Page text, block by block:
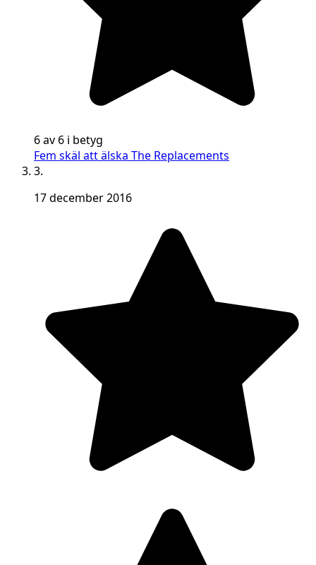
6 av 6 i betyg
Fem skäl att älska The Replacements
3.
17 december 2016